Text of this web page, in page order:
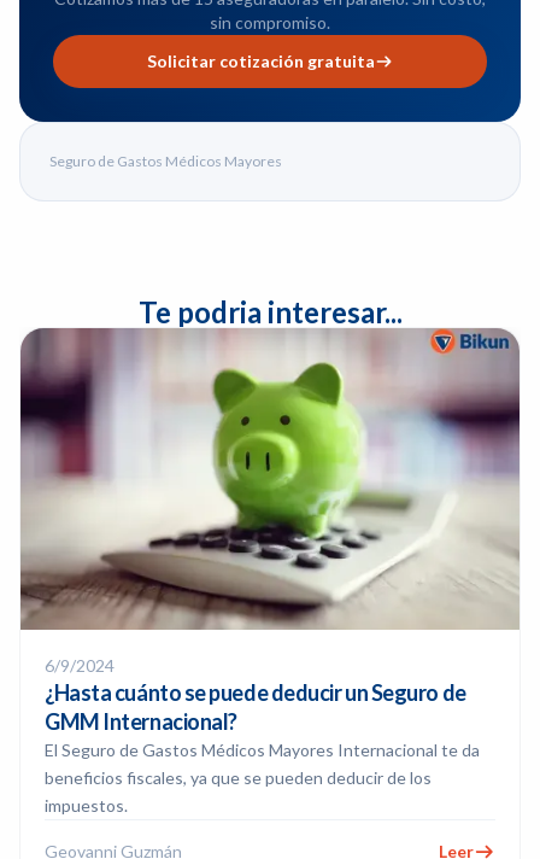
sin compromiso.
Solicitar cotización gratuita
Seguro de Gastos Médicos Mayores
Te podria interesar...
6/9/2024
¿Hasta cuánto se puede deducir un Seguro de
GMM Internacional?
El Seguro de Gastos Médicos Mayores Internacional te da
beneficios fiscales, ya que se pueden deducir de los
impuestos.
Geovanni Guzmán Leer